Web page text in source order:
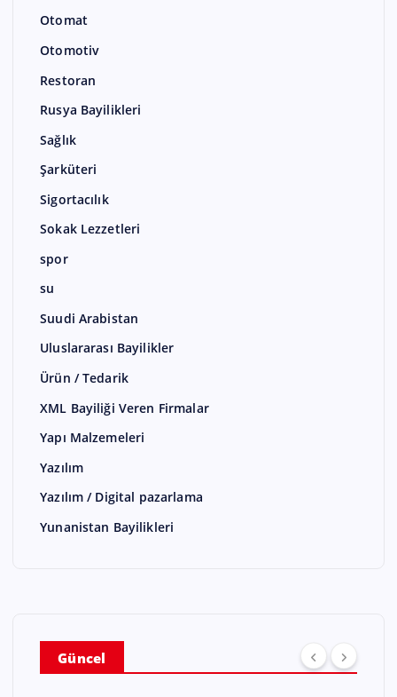
Otomat
Otomotiv
Restoran
Rusya Bayilikleri
Sağlık
Şarküteri
Sigortacılık
Sokak Lezzetleri
spor
su
Suudi Arabistan
Uluslararası Bayilikler
Ürün / Tedarik
XML Bayiliği Veren Firmalar
Yapı Malzemeleri
Yazılım
Yazılım / Digital pazarlama
Yunanistan Bayilikleri
Güncel